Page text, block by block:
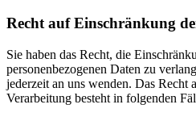
Recht auf Einschränkung
Sie haben das Recht, die
personenbezogenen Daten zu
jederzeit an uns wenden. Das Recht
Verarbeitung besteht in folgenden